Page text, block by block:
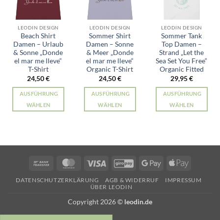
LEODIN DESIGN
Beach Shirt
Damen – Urlaub
& Sonne „Donde
el mar me lleve“
T-Shirt
24,50€
AUSFÜHRUNG
WÄHLEN
mehrere
Varianten
auf.
Die
LEODIN DESIGN
Sommer Shirt
Damen – Sonne
& Meer „Donde
el mar me lleve“
Organic T-Shirt
24,50€
AUSFÜHRUNG
WÄHLEN
mehrere
Varianten
auf.
Die
Optionen
können
LEODIN DESIGN
Sommer Tank
Top Damen –
Strand „Let the
Sea Set You Free“
Organic Fitted
29,95€
AUSFÜHRUNG
WÄHLEN
mehrere
auf.
Die
Bank
MasterCardVisa GiroPay Google
Apple
DATENSCHUTZERKLÄRUNG AGB & WIDERRUF
IMPRESSUM
ÜBER LEODIN
Copyright 2026 © leodin.de